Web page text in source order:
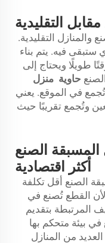
التقليدية
والمنازل التقليدية.
ستبقى فيه. يتم بناء
طويلًا ويحتاج إلى
حاوية منزل
في الموقع. يعني
وتُجمع تقريبًا حيث
المسبقة الصنع
أكثر اقتصادية
الصنع أقل تكلفة
القطع تُصنع في
المرتبطة بتقديم
في بيئة متحكم بها
العديد من المنازل